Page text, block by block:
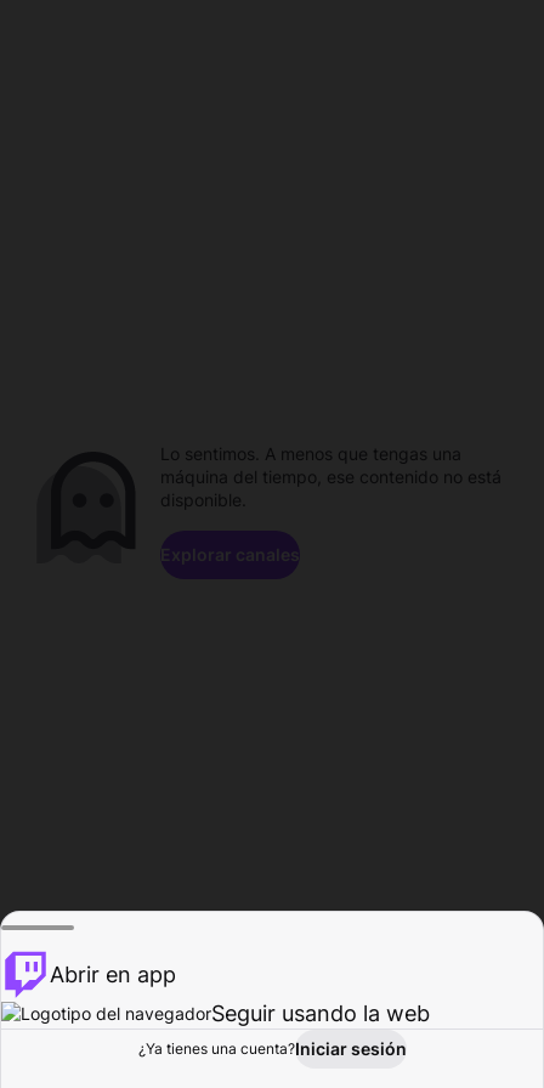
Explorar Actividad
Lo sentimos. A menos que tengas una
máquina del tiempo, ese contenido no está
disponible.
Explorar canales
Abrir en app
Seguir usando la web
¿Ya tienes una cuenta?Iniciar sesión